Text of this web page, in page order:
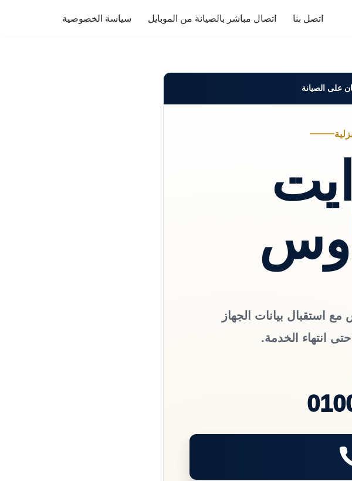
اتصل بنا اتصال مباشر بالصيانة من الموبايل سياسة الخصوصية
على الصيانة
استقبال بيانات الجهاز
انتهاء الخدمة.